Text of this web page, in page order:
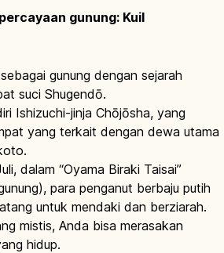
gunung: Kuil
gunung dengan sejarah
suci Shugendō.
Ishizuchi-jinja Chōjōsha, yang
yang terkait dengan dewa utama
dalam “Oyama Biraki Taisai”
para penganut berbaju putih
untuk mendaki dan berziarah.
mistis, Anda bisa merasakan
hidup.